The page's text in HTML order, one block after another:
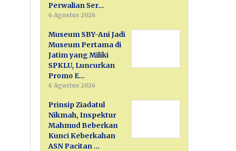
Perwalian Ser…
6 Agustus 2026
Museum SBY-Ani Jadi
Museum Pertama di
Jatim yang Miliki
SPKLU, Luncurkan
Promo E…
6 Agustus 2026
Prinsip Ziadatul
Nikmah, Inspektur
Mahmud Beberkan
Kunci Keberkahan
ASN Pacitan …